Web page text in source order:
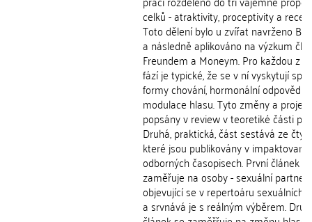
celků - atraktivity, proceptivity a
Toto dělení bylo u zvířat navrženo
a následně aplikováno na výzkum
Freundem a Moneym. Pro každou z
fází je typické, že se v ní vyskytují
formy chování, hormonální odpovědi
modulace hlasu. Tyto změny a
popsány v review v teoretiké části
Druhá, praktická, část sestává ze čtyř
které jsou publikovány v
odborných časopisech. První článek se
zaměřuje na osoby - sexuální
objevující se v repertoáru sexuálních
a srvnává je s reálným výběrem.